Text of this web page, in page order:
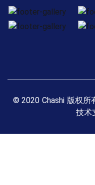
© 2020 Chashi 版权所
技术